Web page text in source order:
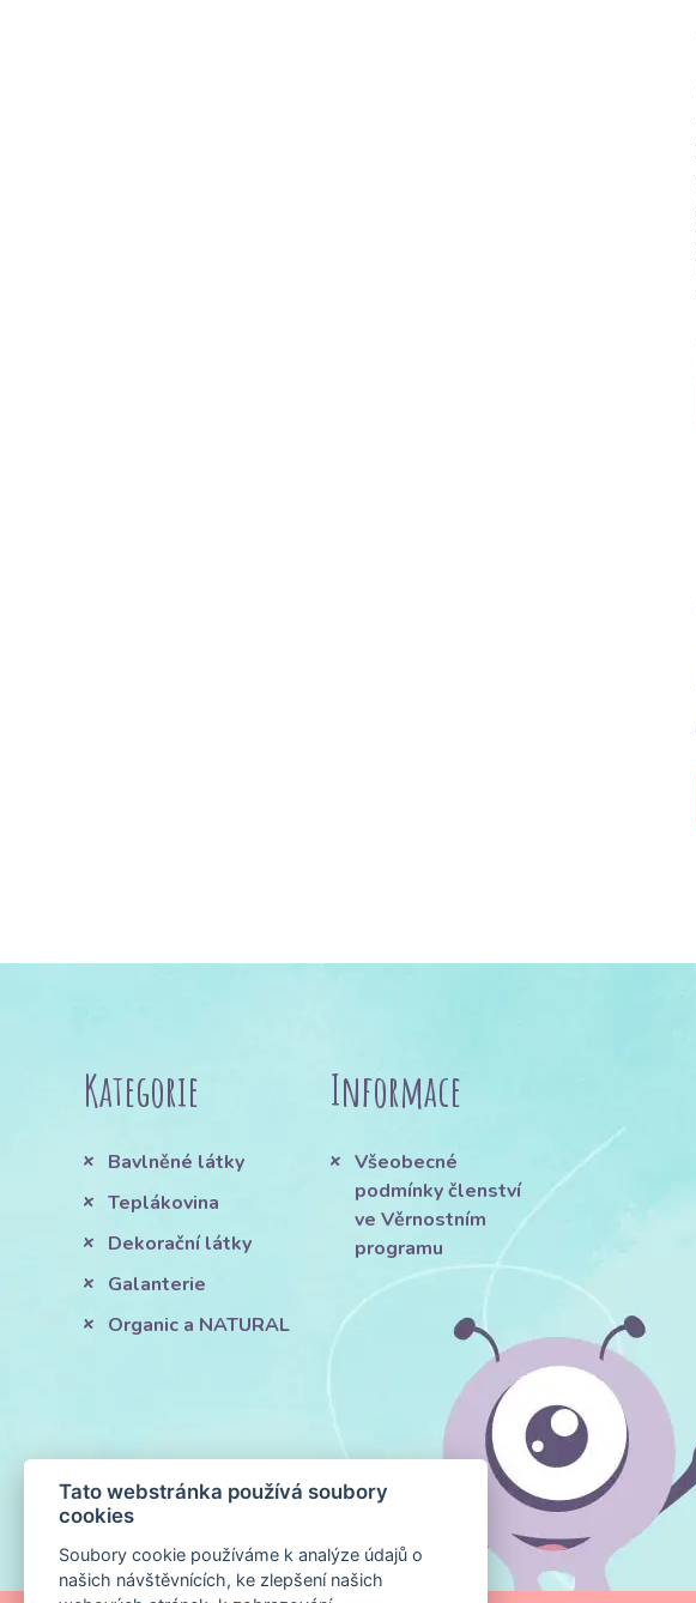
Kategorie
Bavlněné látky
Teplákovina
Dekorační látky
Galanterie
Organic a NATURAL
Informace
Všeobecné
podmínky členství
ve Věrnostním
programu
Tato webstránka používá soubory
cookies
Soubory cookie používáme k analýze údajů o
našich návštěvnících, ke zlepšení našich